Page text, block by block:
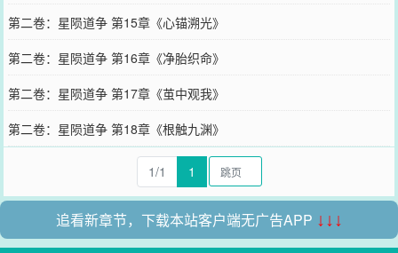
第二卷：星陨道争 第15章《心锚溯光》
第二卷：星陨道争 第16章《净胎织命》
第二卷：星陨道争 第17章《茧中观我》
第二卷：星陨道争 第18章《根触九渊》
1/1 1
追看新章节，下载本站客户端无广告APP ↓↓↓